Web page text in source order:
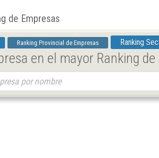
de Empresas
Ranking Provincial de Empresas Ranking
en el mayor Ranking